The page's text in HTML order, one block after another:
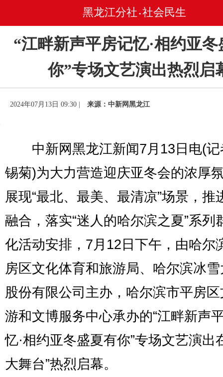
黑龙江分社 • 社会民生
“江畔新声平房记忆·相约亚冬
你”专场文艺演出热烈启
2024年07月13日 09:30 | 来源：中新网黑龙江
中新网黑龙江新闻7月13日电(记
锡菊)为大力营造迎庆亚冬会的浓厚
展现“最北、最美、最清凉”场景，推
融合，落实“迷人的哈尔滨之夏”系列
化活动安排，7月12日下午，由哈尔
房区文化体育和旅游局、哈尔滨冰
股份有限公司主办，哈尔滨市平房
游和文博服务中心承办的“江畔新声
忆·相约亚冬盛夏有你”专场文艺演出
大舞台”热烈启幕。